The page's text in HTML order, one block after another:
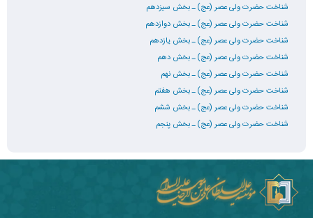
شناخت حضرت ولی عصر (عج) ـ بخش سیزدهم
شناخت حضرت ولی عصر (عج) ـ بخش دوازدهم
شناخت حضرت ولی عصر (عج) ـ بخش یازدهم
شناخت حضرت ولی عصر (عج) ـ بخش دهم
شناخت حضرت ولی عصر (عج) ـ بخش نهم
شناخت حضرت ولی عصر (عج) ـ بخش هفتم
شناخت حضرت ولی عصر (عج) ـ بخش ششم
شناخت حضرت ولی عصر (عج) ـ بخش پنجم